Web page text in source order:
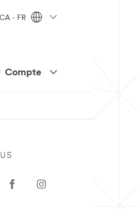
Compte
CA - FR